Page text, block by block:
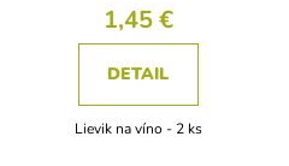
1,45 €
DETAIL
Lievik na víno - 2 ks